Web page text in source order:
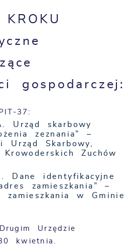
gospodarczej:
37:
Urząd skarbowy
zeznania” –
Urząd Skarbowy,
Zuchów
Dane identyfikacyjne
zamieszkania” –
zamieszkania w Gminie
Urzędzie
kwietnia.